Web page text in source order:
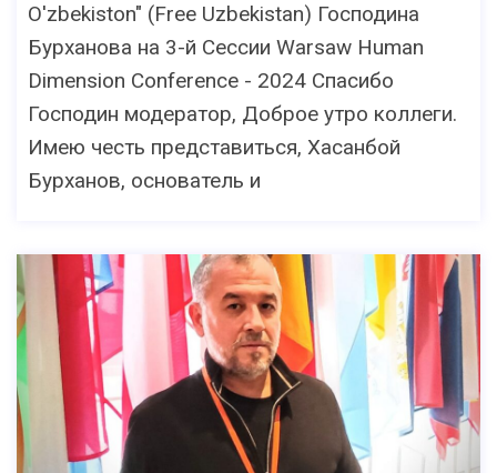
O'zbekiston" (Free Uzbekistan) Господина
Бурханова на 3-й Сессии Warsaw Human
Dimension Conference - 2024 Спасибо
Господин модератор, Доброе утро коллеги.
Имею честь представиться, Хасанбой
Бурханов, основатель и